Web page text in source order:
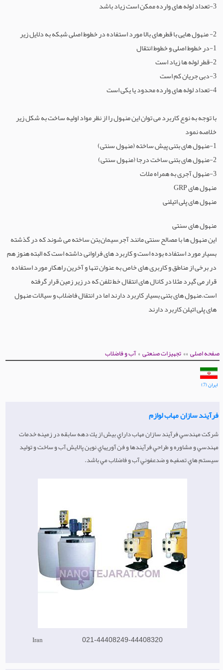
سرویس و تعمیرات ابزار آلات صنعتی
ابزارآلات ساختمانی
هواکش، فن و جت
شیرآلات صنعتی
آب و فاضلاب
گیربکس
خدمات و تجهیزات کفاشی و بافندگی
شیرآلات ساختمانی
لوله و اتصالات ساختمانی
مصالح ساختمانی
ابزار و ماشین آلات ساختمانی
ظروف آشپزخانه
تجهیزات اداری
بلبرینگ
ماشین آلات راه و ساختمان
ماشین آلات صنایع غذایی
ماشین آلات فرآوری فلزات
ماشین آلات فلزکاری
ماشین آلات مرتبط با عمران
ماشین آلات معدن
ماشین آلات و تجهیزات کشاورزی
ماشین آلات - سایر
ماشین آلات قالیشویی
موبایل
قالب ریخته گری
فراوری فلزات
تجهیزات و ماشین آلات معدن
سرامیک و کامپوزیت
گازهای صنعتی
لاستیک و پلاستیک
لوازم آزمایشگاه شیمی
مشتقات نفتی
نانو مواد
خدمات مرتبط
لوله،شیرآلات،اتصالات
محصولات نفت و پترو شیمی
مخزن و تانکر
پارکت و کفپوش
سقف کاذب
دکوراسیون داخلی
غرفه سازی
محوطه سازی
نورپردازی
3-تعداد لوله های وارده ممکن است زیاد باشد
2- منهول هایی با قطرهای بالا مورد استفاده در خطوط اصلی شبکه به دلایل زیر
1-در خطوط اصلی و خطوط انتقال
2-قطر لوله ها زیاد است
3-دبی جریان کم است
4-تعداد لوله های وارده محدود یا یکی است
با توجه به نوع کاربرد می توان این منهول را از نظر مواد اولیه ساخت به شکل زیر
خلاصه نمود
1-منهول های بتنی پیش ساخته (منهول سنتی)
2-منهول های بتنی ساخت درجا (منهول سنتی)
3-منهول آجری به همراه ملات
منهول های GRP
منهول های پلی اتیلنی
منهول های سنتی
این منهول ها با مصالح سنتی مانند آجر,سیمان,بتن ساخته می شوند که در گذشته
بسیار مورد استفاده بوده است و کاربرد های فراوانی داشته است که البته هنوز هم
در برخی از مناطق و کاربری های خاص به عنوان تنها و آخرین راهکار مورد استفاده
قرار می گیرد مثلا در کانال های انتقال خط تلفن که در زیر زمین قرار گرفته
است.منهول های بتنی بسیار کاربرد دارند اما در انتقال فاضلاب و سیالات منهول
های پلی اتیلن کاربرد دارند
صفحه اصلی»»تجهیزات صنعتی»آب و فاضلاب
ایران (7)
فرآیند سازان مهاب لوازم
شركت مهندسي فرآيند سازان مهاب داراي بيش از يك دهه سابقه در زمينه خدمات
مهندسي و مشاوره و طراحي فرآيندها و فن آوريهاي نوين پالايش آب و ساخت و توليد
سيستم هاي تصفيه و ضدعفوني آب و فاضلاب مي باشد.
Iran 021-44408249-44408320